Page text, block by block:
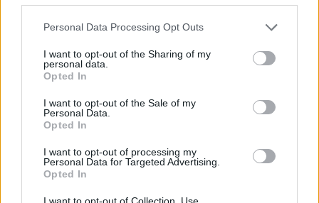
Personal Data Processing Opt Outs
I want to opt-out of the Sharing of my
personal data.
Opted In
I want to opt-out of the Sale of my
Personal Data.
Opted In
I want to opt-out of processing my
Personal Data for Targeted Advertising.
Opted In
I want to opt-out of Collection, Use,
film che racconta l’audace impresa di un
gruppo di ribelli nel sottrarre i piani della
Morte Nera, la devastante arma imperiale,
gettando le fondamenta per la trilogia
originale del 1977. “Andor” torna indietro di
cinque anni rispetto a “Rogue One”,
focalizzandosi sulla
storia di
trasformazione di Cassian Andor
, da